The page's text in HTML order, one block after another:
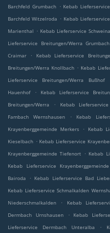
Barchfeld Grumbach . Kebab
Barchfeld Witzelroda . Kebab
Marienthal . Kebab Lieferservice Schweina
Lieferservice Breitungen/Werra Grumbach
Craimar
. Kebab Lieferservice
Breitungen/Werra Knollbach . Kebab
Lieferservice Breitungen/Werra Bußhof
Hauenhof
. Kebab Lieferservice
Breitungen/Werra
. Kebab
Fambach Wernshausen
. Kebab
Krayenberggemeinde Merkers
.
Kebab
Kieselbach . Kebab Lieferservice
Krayenberggemeinde Tiefenort . Kebab
Kebab Lieferservice Krayenberggemeinde
Bairoda
. Kebab Lieferservice Bad
Kebab Lieferservice Schmalkalden
Niederschmalkalden
. Kebab
Dermbach Urnshausen
. Kebab
Lieferservice Dermbach Unteralba
.